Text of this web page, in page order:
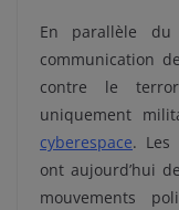
En parallèle du
communication
contre le
uniquement
cyberespace. Les
ont aujourd’hui
mouvements